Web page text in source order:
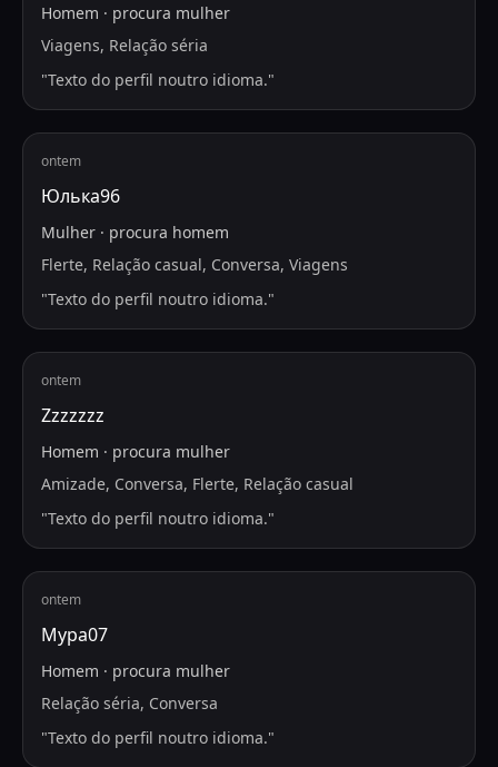
Homem · procura mulher
Viagens, Relação séria
"Texto do perfil noutro idioma."
ontem
Юлька96
Mulher · procura homem
Flerte, Relação casual, Conversa, Viagens
"Texto do perfil noutro idioma."
ontem
Zzzzzzz
Homem · procura mulher
Amizade, Conversa, Flerte, Relação casual
"Texto do perfil noutro idioma."
ontem
Мура07
Homem · procura mulher
Relação séria, Conversa
"Texto do perfil noutro idioma."